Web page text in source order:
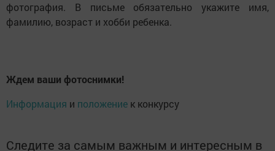
фотография. В письме обязательно укажите имя,
фамилию, возраст и хобби ребенка.
Ждем ваши фотоснимки!
Информация и положение к конкурсу
Следите за самым важным и интересным в